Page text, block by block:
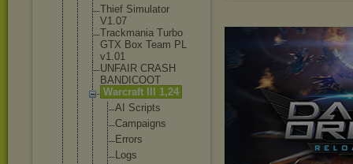
Thief Simulator
V1.07
Trackmania Turbo
GTX Box Team PL
v1.01
UNFAIR CRASH
BANDICOOT
Warcraft III 1,24
AI Scripts
Campaigns
Errors
Logs